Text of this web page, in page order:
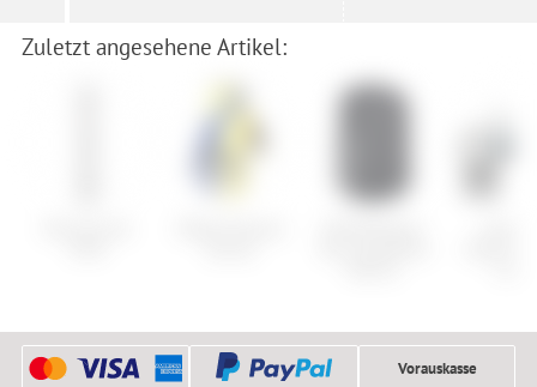
Zuletzt angesehene Artikel:
Vorauskasse